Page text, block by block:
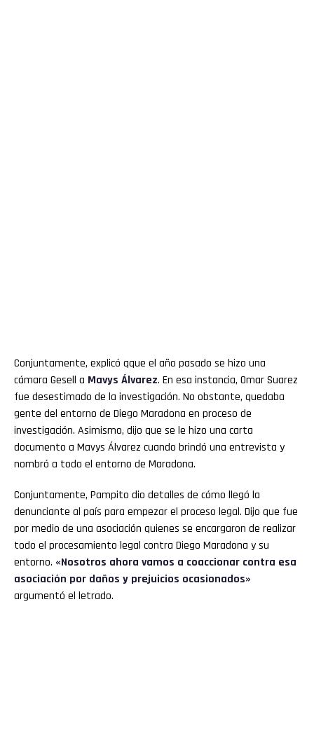
Conjuntamente, explicó qque el año pasado se hizo una
cámara Gesell a Mavys Álvarez. En esa instancia, Omar Suarez
fue desestimado de la investigación. No obstante, quedaba
gente del entorno de Diego Maradona en proceso de
investigación. Asimismo, dijo que se le hizo una carta
documento a Mavys Álvarez cuando brindó una entrevista y
nombró a todo el entorno de Maradona.
Conjuntamente, Pampito dio detalles de cómo llegó la
denunciante al país para empezar el proceso legal. Dijo que fue
por medio de una asociación quienes se encargaron de realizar
todo el procesamiento legal contra Diego Maradona y su
entorno. «Nosotros ahora vamos a coaccionar contra esa
asociación por daños y prejuicios ocasionados»
argumentó el letrado.